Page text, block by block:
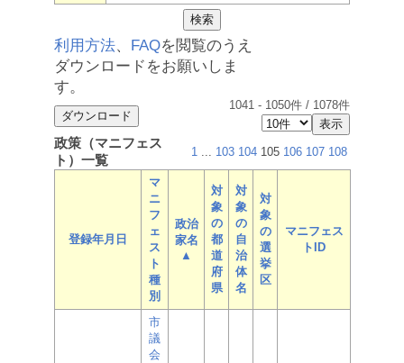
利用方法、 FAQを閲覧のうえ
ダウンロードをお願いしま
す。
1041 - 1050件 / 1078件
政策（マニフェス
ト）一覧
1 ... 103 104 105 106 107 108
登録年月日
マ
ニ
フ
ェ
ス
ト
種
別
政治
家名
▲
対
象
の
都
道
府
県
対
象
の
自
治
体
名
対
象
の
選
挙
区
マニフェス
トID
市
議
会